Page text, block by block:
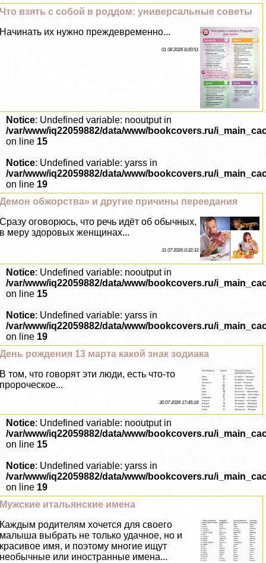
Что взять с собой в роддом: универсальные советы
Начинать их нужно преждевременно...
01 08 2026 8:20:51
Notice: Undefined variable: nooutput in
/var/www/iq22059882/data/www/bookcovers.ru/
on line 15
Notice: Undefined variable: yarss in
/var/www/iq22059882/data/www/bookcovers.ru/
on line 19
Демон обжорства» и другие причины переедания
Сразу оговорюсь, что речь идёт об обычных,
в меру здоровых женщинах...
31 07 2026 0:32:33
Notice: Undefined variable: nooutput in
/var/www/iq22059882/data/www/bookcovers.ru/
on line 15
Notice: Undefined variable: yarss in
/var/www/iq22059882/data/www/bookcovers.ru/
on line 19
День рождения 13 марта какой знак зодиака
В том, что говорят эти люди, есть что-то
пророческое...
30 07 2026 17:45:18
Notice: Undefined variable: nooutput in
/var/www/iq22059882/data/www/bookcovers.ru/
on line 15
Notice: Undefined variable: yarss in
/var/www/iq22059882/data/www/bookcovers.ru/
on line 19
Мужские итальянские имена
Каждым родителям хочется для своего
малыша выбрать не только удачное, но и
красивое имя, и поэтому многие ищут
необычные или иностранные имена...